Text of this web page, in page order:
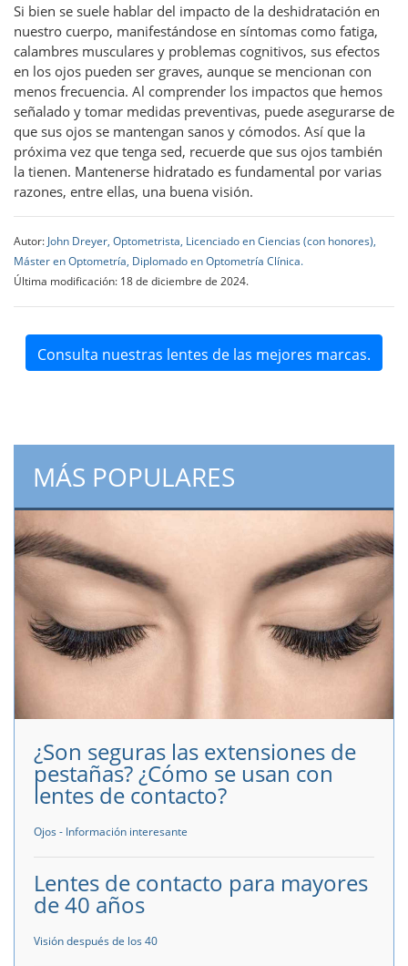
Si bien se suele hablar del impacto de la deshidratación en
nuestro cuerpo, manifestándose en síntomas como fatiga,
calambres musculares y problemas cognitivos, sus efectos
en los ojos pueden ser graves, aunque se mencionan con
menos frecuencia. Al comprender los impactos que hemos
señalado y tomar medidas preventivas, puede asegurarse de
que sus ojos se mantengan sanos y cómodos. Así que la
próxima vez que tenga sed, recuerde que sus ojos también
la tienen. Mantenerse hidratado es fundamental por varias
razones, entre ellas, una buena visión.
Autor: John Dreyer, Optometrista, Licenciado en Ciencias (con honores),
Máster en Optometría, Diplomado en Optometría Clínica.
Última modificación: 18 de diciembre de 2024.
Consulta nuestras lentes de las mejores marcas.
MÁS POPULARES
¿Son seguras las extensiones de
pestañas? ¿Cómo se usan con
lentes de contacto?
Ojos - Información interesante
Lentes de contacto para mayores
de 40 años
Visión después de los 40